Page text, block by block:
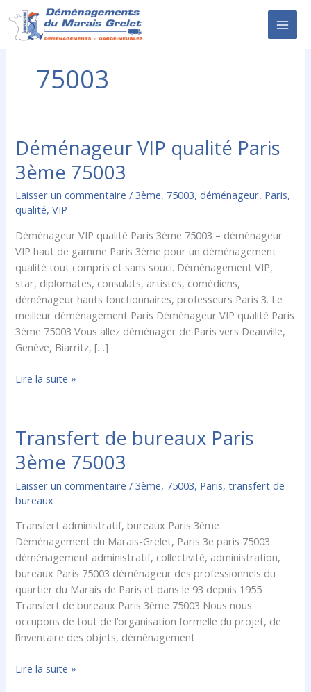
au
contenu
75003
Déménageur VIP qualité Paris
3ème 75003
Laisser un commentaire /3ème, 75003,déménageur, Paris,
qualité,VIP
Déménageur VIP qualité Paris 3ème 75003 – déménageur
VIP haut de gamme Paris 3ème pour un déménagement
qualité tout compris et sans souci. Déménagement VIP,
star, diplomates, consulats, artistes, comédiens,
déménageur hauts fonctionnaires, professeurs Paris 3. Le
meilleur déménagement Paris Déménageur VIP qualité Paris
3ème 75003 Vous allez déménager de Paris vers Deauville,
Genève, Biarritz, […]
Déménageur
VIP
qualité
Paris
3ème
Lire la suite »
Transfert de bureaux Paris
3ème 75003
Laisser un commentaire /3ème, 75003, Paris,transfert de
bureaux
Transfert administratif, bureaux Paris 3ème
Déménagement du Marais-Grelet, Paris 3e paris 75003
déménagement administratif, collectivité, administration,
bureaux Paris 75003 déménageur des professionnels du
quartier du Marais de Paris et dans le 93 depuis 1955
Transfert de bureaux Paris 3ème 75003 Nous nous
occupons de tout de l’organisation formelle du projet, de
l’inventaire des objets, déménagement
Transfert
de
bureaux
Paris
3ème
Lire la suite »